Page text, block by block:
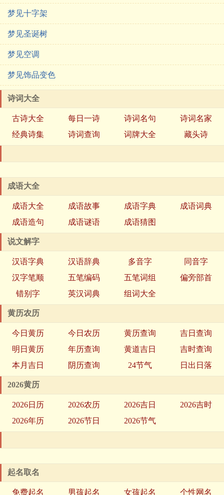
梦见十字架
梦见圣诞树
梦见空调
梦见饰品变色
诗词大全
古诗大全 每日一诗 诗词名句
诗词名家
经典诗集
诗词查询 词牌大全 藏头诗
成语大全
成语大全 成语故事 成语字典
成语词典
成语造句
成语谜语 成语猜图
说文解字
汉语字典 汉语辞典 多音字
同音字
汉字笔顺
五笔编码 五笔词组
偏旁部首
错别字
英汉词典 组词大全
黄历农历
今日黄历 今日农历 黄历查询
吉日查询
明日黄历
年历查询 黄道吉日
吉时查询
本月吉日
阴历查询 24节气 日出日落
2026黄历
2026日历 2026农历 2026吉日
2026吉时
2026年历
2026节日 2026节气
起名取名
免费起名 男孩起名 女孩起名 个性网名